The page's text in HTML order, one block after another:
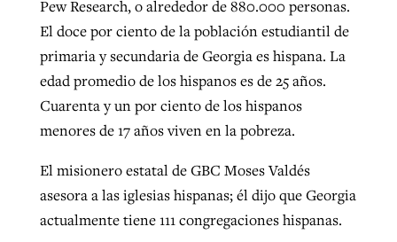
Pew Research, o alrededor de 880.000 personas.
El doce por ciento de la población estudiantil de
primaria y secundaria de Georgia es hispana. La
edad promedio de los hispanos es de 25 años.
Cuarenta y un por ciento de los hispanos
menores de 17 años viven en la pobreza.
El misionero estatal de GBC Moses Valdés
asesora a las iglesias hispanas; él dijo que Georgia
actualmente tiene 111 congregaciones hispanas.